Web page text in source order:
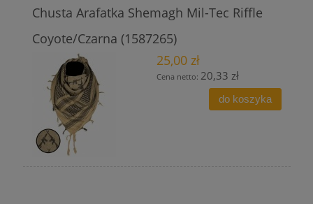
Chusta Arafatka Shemagh Mil-Tec Riffle
Coyote/Czarna (1587265)
25,00 zł
Cena netto: 20,33 zł
do koszyka